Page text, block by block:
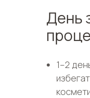
День
1–2